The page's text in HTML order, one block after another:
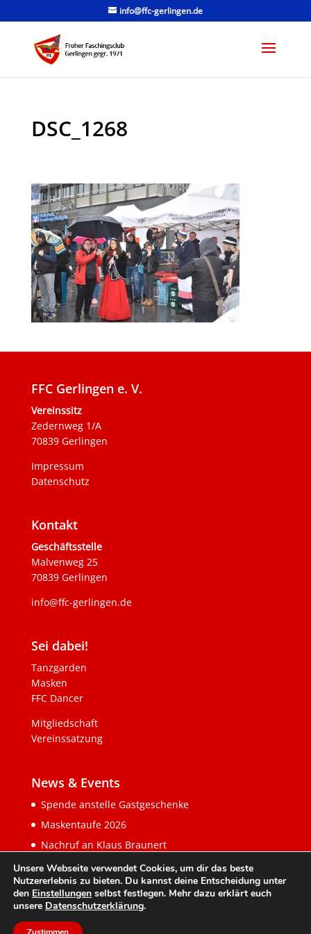
info@ffc-gerlingen.de
DSC_1268
FFC Gerlingen e. V.
Vereinssitz
Zedernweg 1/A
70839 Gerlingen
Impressum
Datenschutz
Kontakt
Geschäftsstelle
Malvenweg 25
70839 Gerlingen
info@ffc-gerlingen.de
Sei dabei!
Tanzgarden
Masken
FFC Dancer
Mitgliedschaft
Vereinssatzung
News & Events
Spende anstelle Gastgeschenke
Maskentaufe 2026
Nachruf an Klaus Braunert
Unsere Webseite verwendet Cookies, um dir das beste
Nutzererlebnis zu bieten. Du kannst deine Entscheidung unter
den Einstellungen selbst festlegen. Mehr dazu erklärt euch
unsere Datenschutzerklärung.